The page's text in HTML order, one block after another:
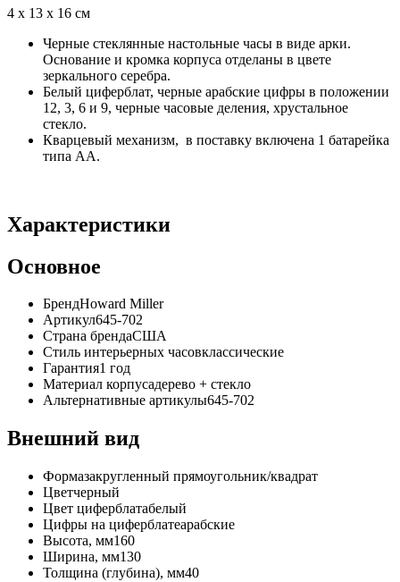
4 x 13 x 16 см
Черные стеклянные настольные часы в виде арки.
Основание и кромка корпуса отделаны в цвете
зеркального серебра.
Белый циферблат, черные арабские цифры в положении
12, 3, 6 и 9, черные часовые деления, хрустальное
стекло.
Кварцевый механизм, в поставку включена 1 батарейка
типа АА.
Характеристики
Основное
БрендHoward Miller
Артикул645-702
Страна брендаСША
Стиль интерьерных часовклассические
Гарантия1 год
Материал корпусадерево + стекло
Альтернативные артикулы645-702
Внешний вид
Формазакругленный прямоугольник/квадрат
Цветчерный
Цвет циферблатабелый
Цифры на циферблатеарабские
Высота, мм160
Ширина, мм130
Толщина (глубина), мм40